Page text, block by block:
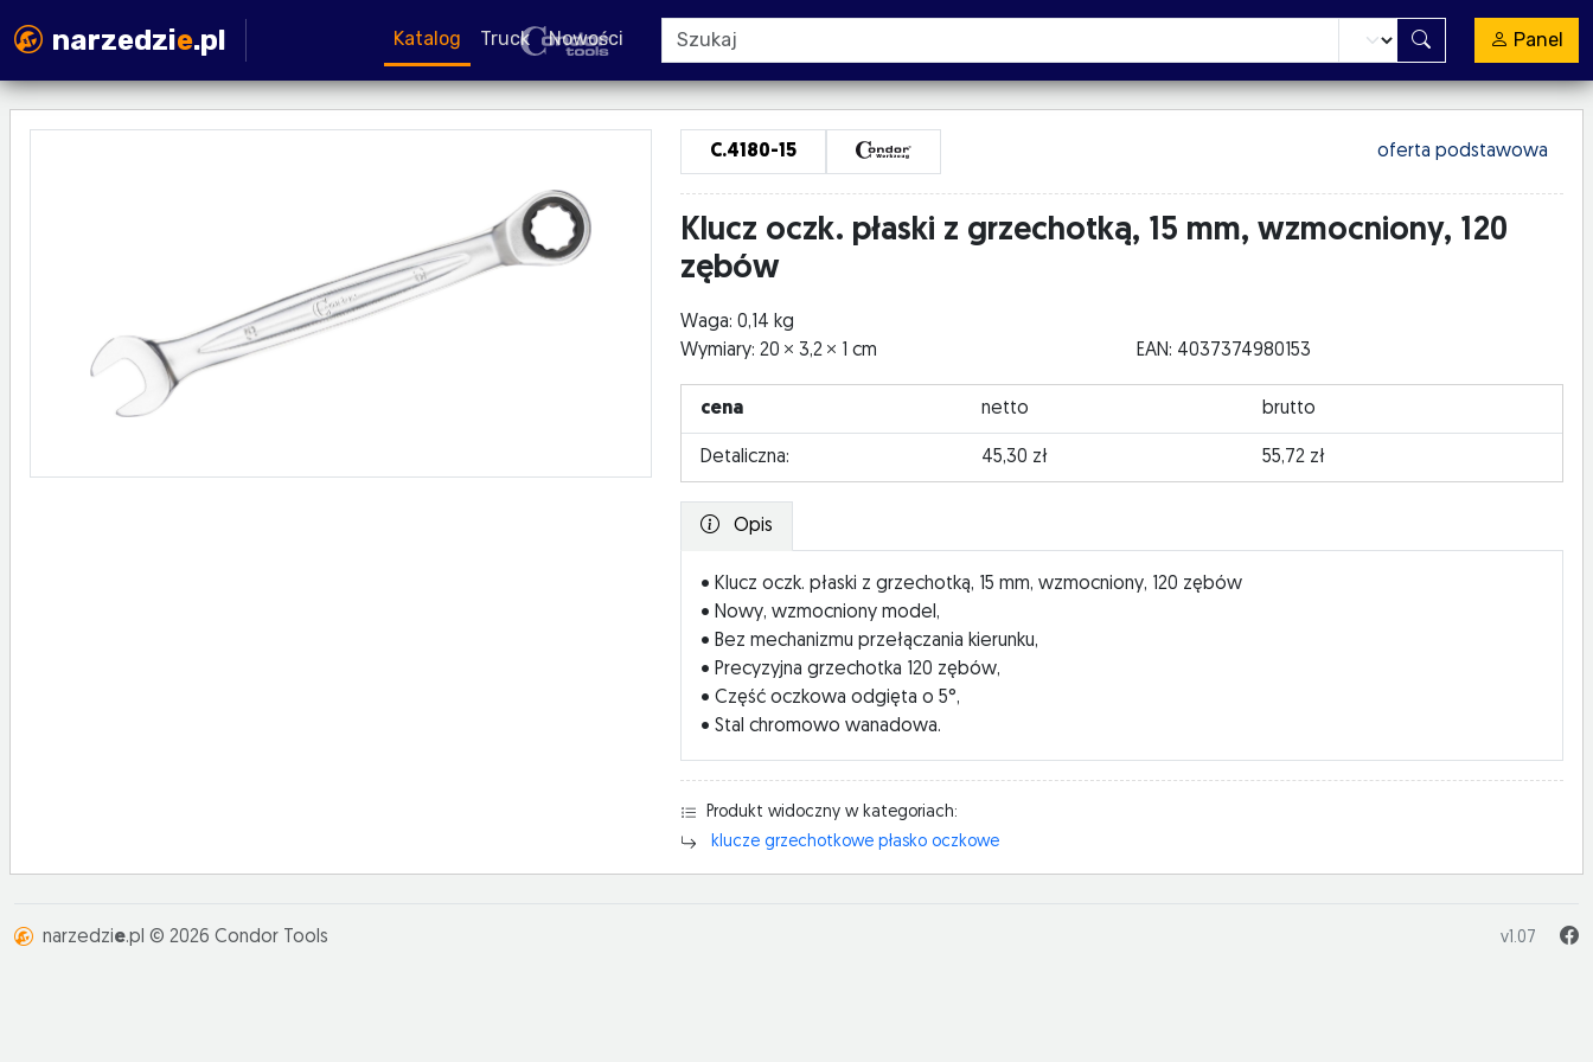
narzedzie.pl Katalog Truck Nowości Panel
C.4180-15 oferta podstawowa
Klucz oczk. płaski z grzechotką, 15 mm, wzmocniony, 120
zębów
Waga: 0,14 kg
Wymiary: 20
3,2 1 cm EAN: 4037374980153
cena netto brutto
Detaliczna: 45,30 zł 55,72 zł
Opis
• Klucz oczk. płaski z grzechotką, 15 mm, wzmocniony, 120 zębów
• Nowy, wzmocniony model,
• Bez mechanizmu przełączania kierunku,
• Precyzyjna grzechotka 120 zębów,
• Część oczkowa odgięta o 5°,
• Stal chromowo wanadowa.
Produkt widoczny w kategoriach:
klucze grzechotkowe płasko oczkowe
narzedzie.pl © 2026 Condor Tools v1.07